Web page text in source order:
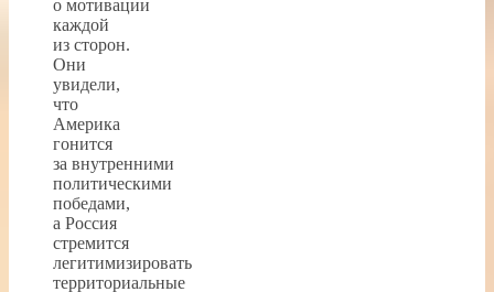
о мотивации
каждой
из сторон.
Они
увидели,
что
Америка
гонится
за внутренними
политическими
победами,
а Россия
стремится
легитимизировать
территориальные